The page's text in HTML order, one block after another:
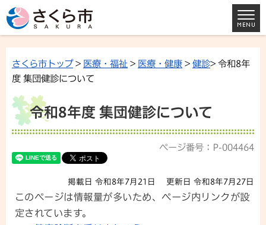
さくら市トップ> 医療・福祉 > 医療・健康 > 健診> 令和8年
度 集団健診について
令和8年度 集団健診について
ページ番号：P-004464
掲載日 令和8年7月21日 更新日 令和8年7月27日
このページは情報量が多いため、ページ内リンクが設
定されています。